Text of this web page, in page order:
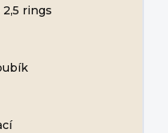
rings